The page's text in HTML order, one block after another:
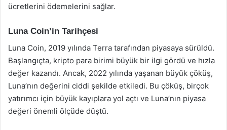
ücretlerini ödemelerini sağlar.
Luna Coin’in Tarihçesi
Luna Coin, 2019 yılında Terra tarafından piyasaya sürüldü.
Başlangıçta, kripto para birimi büyük bir ilgi gördü ve hızla
değer kazandı. Ancak, 2022 yılında yaşanan büyük çöküş,
Luna’nın değerini ciddi şekilde etkiledi. Bu çöküş, birçok
yatırımcı için büyük kayıplara yol açtı ve Luna’nın piyasa
değeri önemli ölçüde düştü.